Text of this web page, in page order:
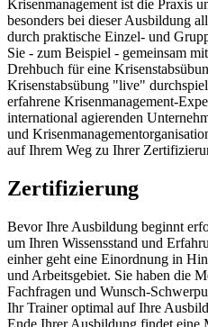
Krisenmanagement ist die Praxis
besonders bei dieser Ausbildung
durch praktische Einzel- und
Sie - zum Beispiel - gemeinsam
Drehbuch für eine
Krisenstabsübung "live"
erfahrene Krisenmanagement-
international agierenden
und
auf Ihrem Weg zu Ihrer
Zertifizierung
Bevor Ihre Ausbildung beginnt
um Ihren Wissensstand und
einher geht eine Einordnung in
und Arbeitsgebiet. Sie haben die
Fachfragen und Wunsch-
Ihr Trainer optimal auf Ihre